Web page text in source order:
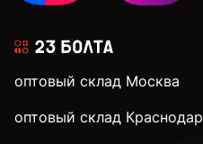
оптовый склад Москва
оптовый склад Краснодар